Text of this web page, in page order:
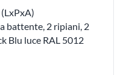
battente, 2 ripiani, 2
Blu luce RAL 5012